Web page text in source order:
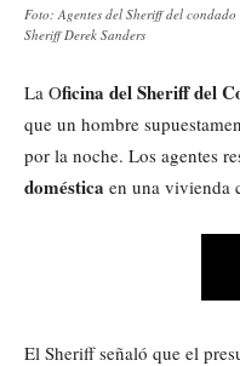
Foto: Agentes del Sheriff del
Sheriff Derek Sanders
La Oficina del Sheriff del
que un hombre
por la noche. Los agentes
doméstica en una vivienda
El Sheriff señaló que el